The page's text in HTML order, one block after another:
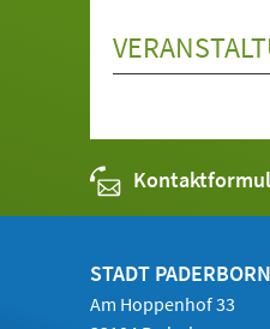
STADT PADERBORN
Am Hoppenhof 33